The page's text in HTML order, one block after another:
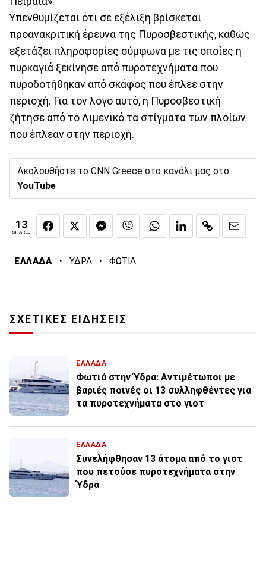
Υπενθυμίζεται ότι σε εξέλιξη βρίσκεται
προανακριτική έρευνα της Πυροσβεστικής, καθώς
εξετάζει πληροφορίες σύμφωνα με τις οποίες η
πυρκαγιά ξεκίνησε από πυροτεχνήματα που
πυροδοτήθηκαν από σκάφος που έπλεε στην
περιοχή. Για τον λόγο αυτό, η Πυροσβεστική
ζήτησε από το Λιμενικό τα στίγματα των πλοίων
που έπλεαν στην περιοχή.
Ακολουθήστε το CNN Greece στο κανάλι μας στο
YouTube
13
SHARES
ΕΛΛΑΔΑ · ΥΔΡΑ · ΦΩΤΙΑ
ΣΧΕΤΙΚΕΣ ΕΙΔΗΣΕΙΣ
ΕΛΛΑΔΑ
Φωτιά στην Ύδρα: Αντιμέτωποι με
βαριές ποινές οι 13 συλληφθέντες για
τα πυροτεχνήματα στο γιοτ
ΕΛΛΑΔΑ
Συνελήφθησαν 13 άτομα από το γιοτ
που πετούσε πυροτεχνήματα στην
Ύδρα